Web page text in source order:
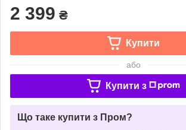
2 399 ₴
Купити
або
Купити з
Що таке купити з Пром?